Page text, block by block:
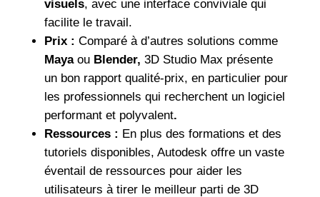
visuels, avec une interface conviviale qui
facilite le travail.
Prix : Comparé à d’autres solutions comme
Mayaou Blender, 3D Studio Max présente
un bon rapport qualité-prix, en particulier pour
les professionnels qui recherchent un logiciel
performant et polyvalent.
Ressources : En plus des formations et des
tutoriels disponibles, Autodesk offre un vaste
éventail de ressources pour aider les
utilisateurs à tirer le meilleur parti de 3D